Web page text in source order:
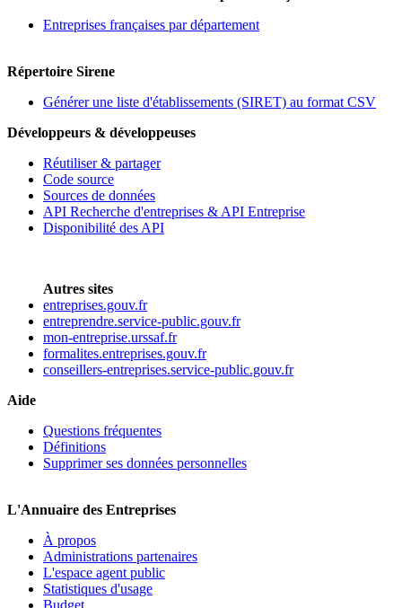
Entreprises françaises par département
Répertoire Sirene
Générer une liste d'établissements (SIRET) au format CSV
Développeurs & développeuses
Réutiliser & partager
Code source
Sources de données
API Recherche d'entreprises & API Entreprise
Disponibilité des API
Autres sites
entreprises.gouv.fr
entreprendre.service-public.gouv.fr
mon-entreprise.urssaf.fr
formalites.entreprises.gouv.fr
conseillers-entreprises.service-public.gouv.fr
Aide
Questions fréquentes
Définitions
Supprimer ses données personnelles
L'Annuaire des Entreprises
À propos
Administrations partenaires
L'espace agent public
Statistiques d'usage
Budget